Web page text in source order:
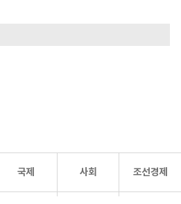
국제 사회 조선경제